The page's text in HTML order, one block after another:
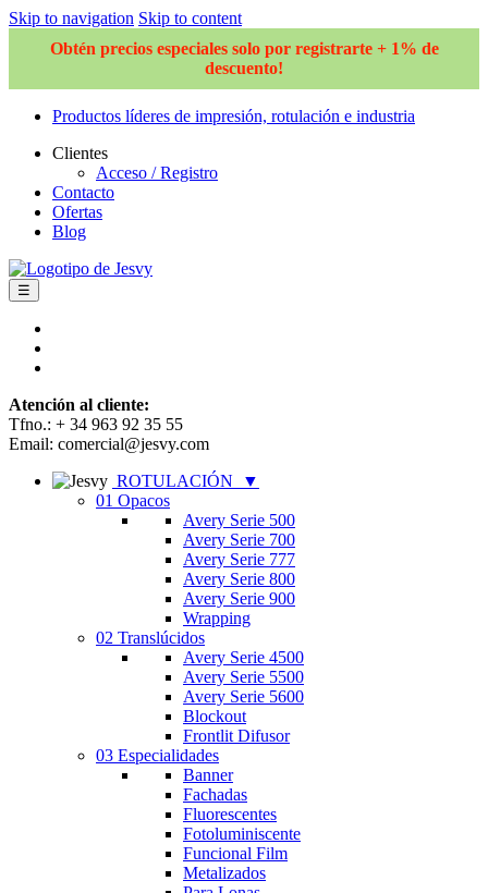
Skip to navigation Skip to content
Obtén precios especiales solo por registrarte + 1% de
descuento!
Productos líderes de impresión, rotulación e industria
Clientes
Acceso / Registro
Contacto
Ofertas
Blog
☰
Atención al cliente:
Tfno.: + 34 963 92 35 55
Email: comercial@jesvy.com
ROTULACIÓN
▼
01 Opacos
Avery Serie 500
Avery Serie 700
Avery Serie 777
Avery Serie 800
Avery Serie 900
Wrapping
02 Translúcidos
Avery Serie 4500
Avery Serie 5500
Avery Serie 5600
Blockout
Frontlit Difusor
03 Especialidades
Banner
Fachadas
Fluorescentes
Fotoluminiscente
Funcional Film
Metalizados